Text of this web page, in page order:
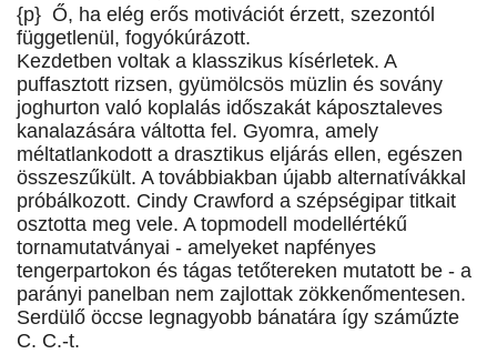
{p} Ő, ha elég erős motivációt érzett, szezontól
függetlenül, fogyókúrázott.
Kezdetben voltak a klasszikus kísérletek. A
puffasztott rizsen, gyümölcsös müzlin és sovány
joghurton való koplalás időszakát káposztaleves
kanalazására váltotta fel. Gyomra, amely
méltatlankodott a drasztikus eljárás ellen, egészen
összeszűkült. A továbbiakban újabb alternatívákkal
próbálkozott. Cindy Crawford a szépségipar titkait
osztotta meg vele. A topmodell modellértékű
tornamutatványai - amelyeket napfényes
tengerpartokon és tágas tetőtereken mutatott be - a
parányi panelban nem zajlottak zökkenőmentesen.
Serdülő öccse legnagyobb bánatára így száműzte
C. C.-t.